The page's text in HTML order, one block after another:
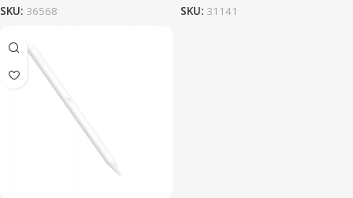
SKU: 36568 SKU: 31141